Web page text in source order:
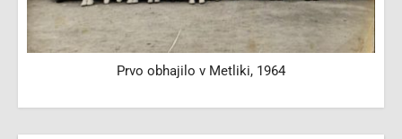
Prvo obhajilo v Metliki, 1964